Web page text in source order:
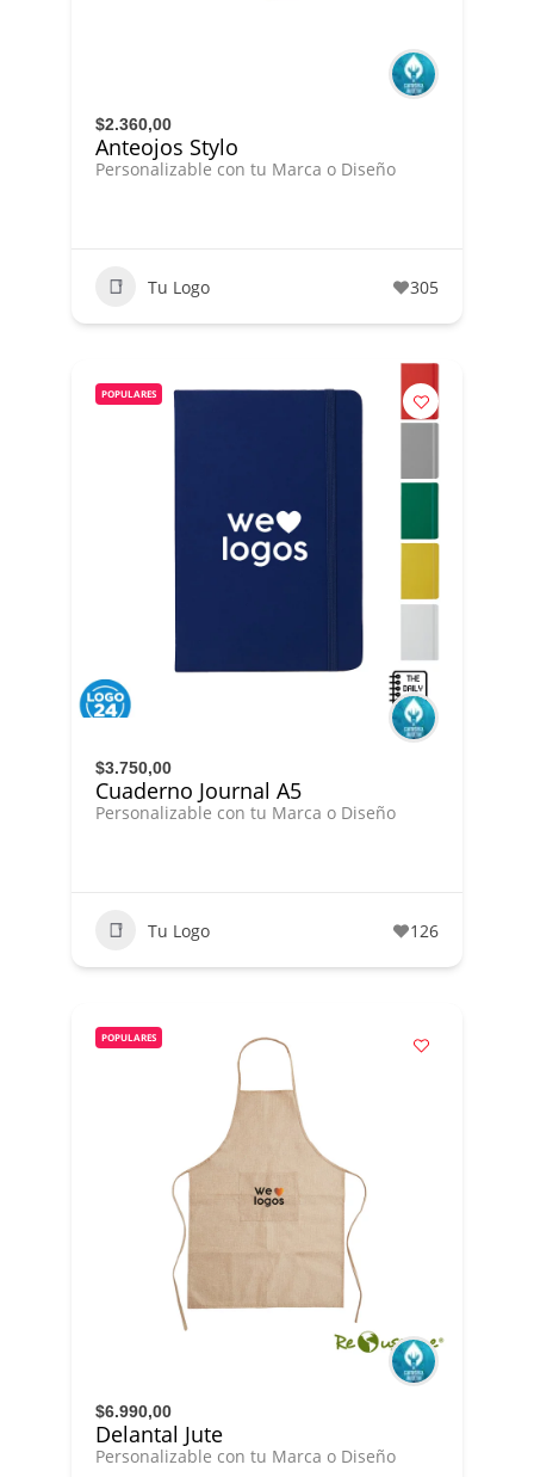
$2.360,00
Anteojos Stylo
Personalizable con tu Marca o Diseño
Tu Logo 305
POPULARES
$3.750,00
Cuaderno Journal A5
Personalizable con tu Marca o Diseño
Tu Logo 126
POPULARES
$6.990,00
Delantal Jute
Personalizable con tu Marca o Diseño